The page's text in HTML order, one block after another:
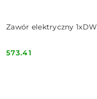
Zawór elektryczny
Cena:
573.41